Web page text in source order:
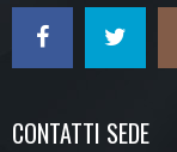
CONTATTI SEDE